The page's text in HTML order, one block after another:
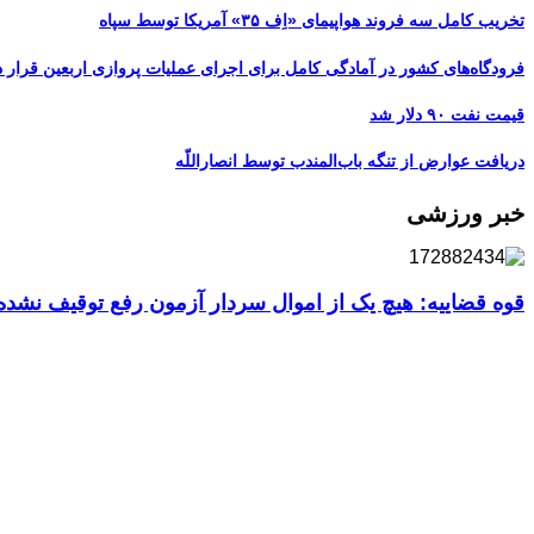
تخریب کامل سه فروند هواپیمای «اِف ۳۵» آمریکا توسط سپاه
فرودگاه‌های کشور در آمادگی کامل برای اجرای عملیات پروازی اربعین قرار
قیمت نفت ۹۰ دلار شد
دریافت عوارض از تنگه باب‌المندب توسط انصاراللّه
خبر ورزشی
قوه قضاییه: هیچ یک از اموال سردار آزمون رفع توقیف